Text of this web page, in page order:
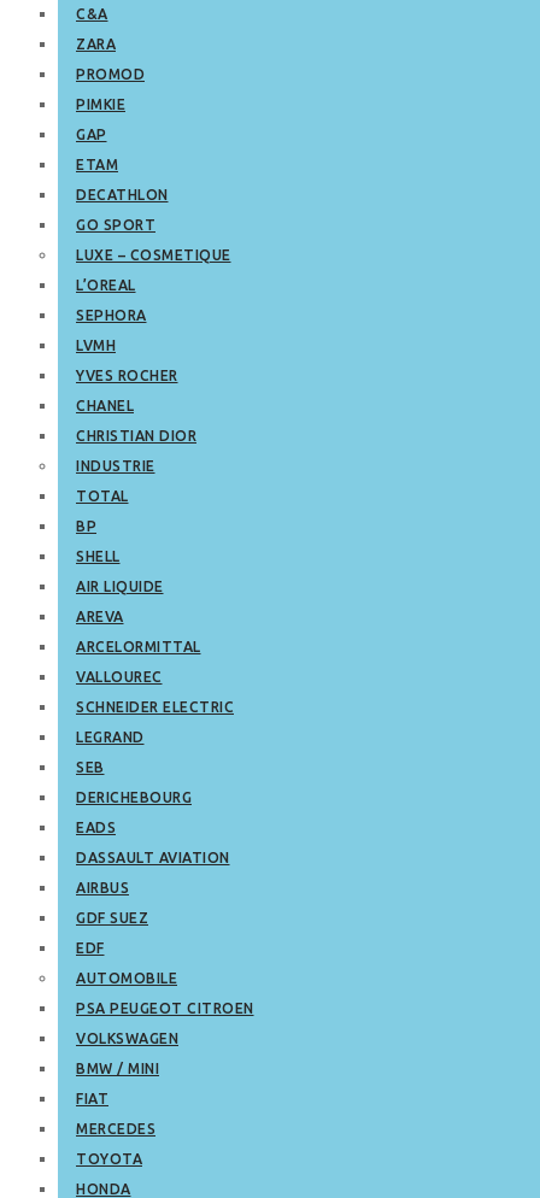
C&A
ZARA
PROMOD
PIMKIE
GAP
ETAM
DECATHLON
GO SPORT
LUXE – COSMETIQUE
L’OREAL
SEPHORA
LVMH
YVES ROCHER
CHANEL
CHRISTIAN DIOR
INDUSTRIE
TOTAL
BP
SHELL
AIR LIQUIDE
AREVA
ARCELORMITTAL
VALLOUREC
SCHNEIDER ELECTRIC
LEGRAND
SEB
DERICHEBOURG
EADS
DASSAULT AVIATION
AIRBUS
GDF SUEZ
EDF
AUTOMOBILE
PSA PEUGEOT CITROEN
VOLKSWAGEN
BMW / MINI
FIAT
MERCEDES
TOYOTA
HONDA